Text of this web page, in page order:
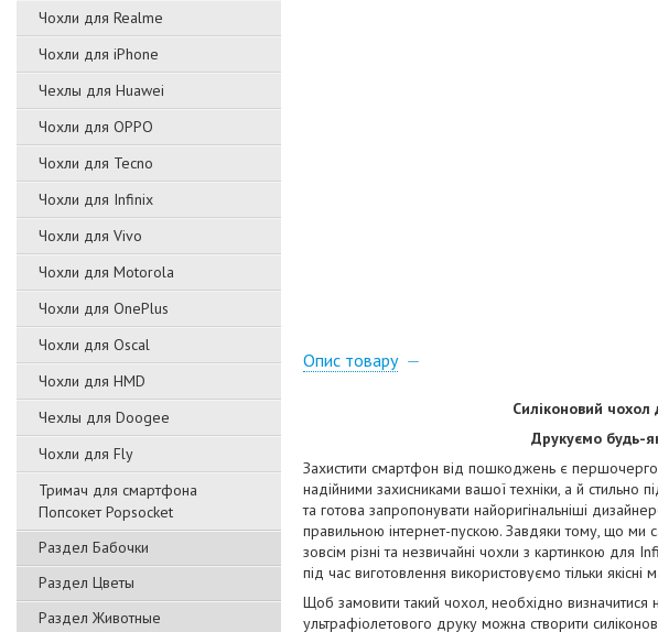
Чохли для Realme
Чохли для iPhone
Чехлы для Huawei
Чохли для OPPO
Чохли для Tecno
Чохли для Infinix
Чохли для Vivo
Чохли для Motorola
Чохли для OnePlus
Чохли для Oscal
Чохли для HMD
Чехлы для Doogee
Чохли для Fly
Тримач для смартфона
Попсокет Popsocket
Раздел Бабочки
Раздел Цветы
Раздел Животные
Опис товару
Силіконовий
Друкуємо будь-
Захистити смартфон від пошкоджень є
надійними захисниками вашої техніки, а й стильно
та готова запропонувати найоригінальніші
правильною інтернет-пускою. Завдяки тому, що ми
зовсім різні та незвичайні чохли з картинкою для
під час виготовлення використовуємо тільки
Щоб замовити такий чохол, необхідно
ультрафіолетового друку можна створити